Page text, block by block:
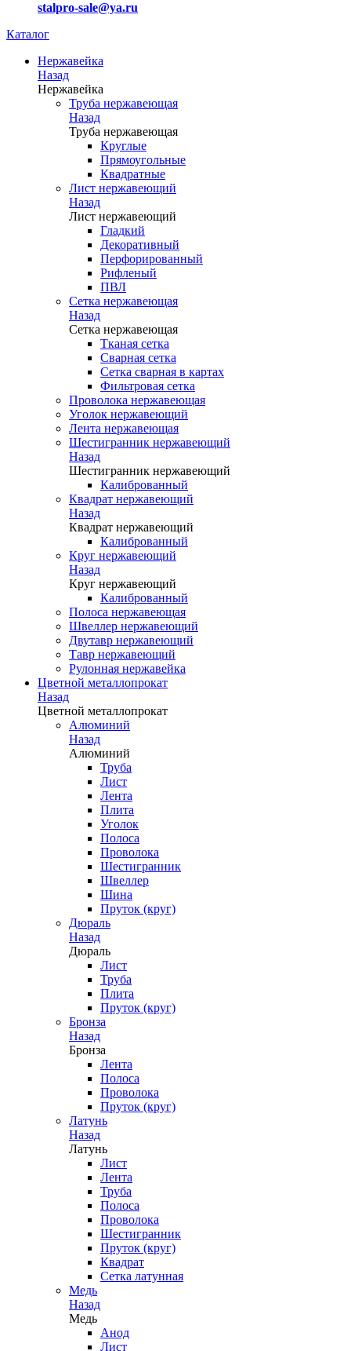
stalpro-sale@ya.ru
Каталог
Нержавейка
Назад
Нержавейка
Труба нержавеющая
Назад
Труба нержавеющая
Круглые
Прямоугольные
Квадратные
Лист нержавеющий
Назад
Лист нержавеющий
Гладкий
Декоративный
Перфорированный
Рифленый
ПВЛ
Сетка нержавеющая
Назад
Сетка нержавеющая
Тканая сетка
Сварная сетка
Сетка сварная в картах
Фильтровая сетка
Проволока нержавеющая
Уголок нержавеющий
Лента нержавеющая
Шестигранник нержавеющий
Назад
Шестигранник нержавеющий
Калиброванный
Квадрат нержавеющий
Назад
Квадрат нержавеющий
Калиброванный
Круг нержавеющий
Назад
Круг нержавеющий
Калиброванный
Полоса нержавеющая
Швеллер нержавеющий
Двутавр нержавеющий
Тавр нержавеющий
Рулонная нержавейка
Цветной металлопрокат
Назад
Цветной металлопрокат
Алюминий
Назад
Алюминий
Труба
Лист
Лента
Плита
Уголок
Полоса
Проволока
Шестигранник
Швеллер
Шина
Пруток (круг)
Дюраль
Назад
Дюраль
Лист
Труба
Плита
Пруток (круг)
Бронза
Назад
Бронза
Лента
Полоса
Проволока
Пруток (круг)
Латунь
Назад
Латунь
Лист
Лента
Труба
Полоса
Проволока
Шестигранник
Пруток (круг)
Квадрат
Сетка латунная
Медь
Назад
Медь
Анод
Лист